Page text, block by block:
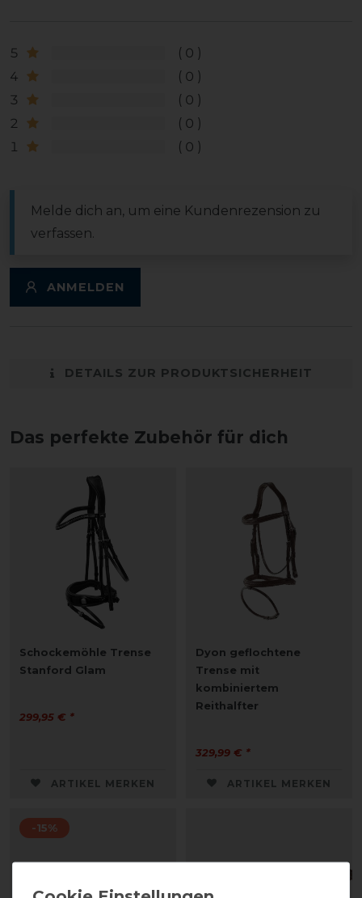
5
0
4
0
3
0
2
0
1
0
Melde dich an, um eine Kundenrezension zu
verfassen.
ANMELDEN
DETAILS ZUR PRODUKTSICHERHEIT
Das perfekte Zubehör für dich
Schockemöhle Trense
Stanford Glam
299,95 € *
ARTIKEL MERKEN
Dyon geflochtene
Trense mit
kombiniertem
Reithalfter
329,99 € *
ARTIKEL MERKEN
-15%